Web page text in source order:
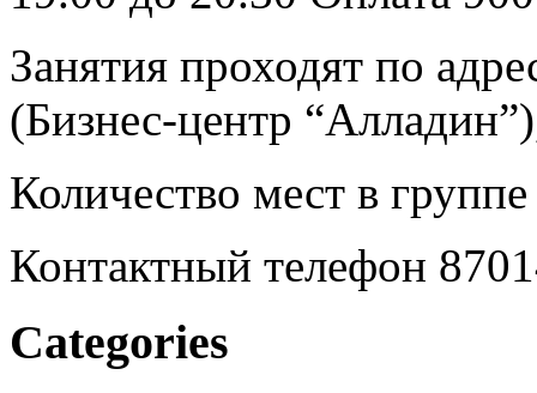
Занятия проходят по
(Бизнес-центр
Количество мест в
Контактный телефон
Categories